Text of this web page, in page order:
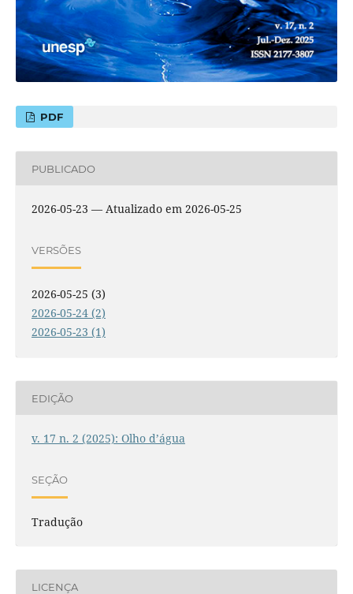
PDF
PUBLICADO
2026-05-23 — Atualizado em 2026-05-25
VERSÕES
2026-05-25 (3)
2026-05-24 (2)
2026-05-23 (1)
EDIÇÃO
v. 17 n. 2 (2025): Olho d’água
SEÇÃO
Tradução
LICENÇA